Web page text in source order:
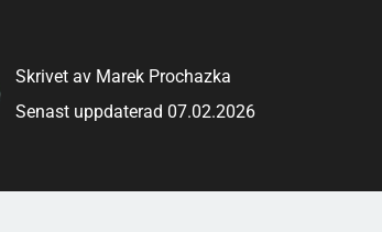
bara en plats för samtal, utan också en
från laguppställningar till anekdoter om
och nya idéer välkomnas. Att bli medlem är lätt
fortsätter forumet att vara en central del av
Skrivet av Marek Prochazka
Senast uppdaterad 07.02.2026